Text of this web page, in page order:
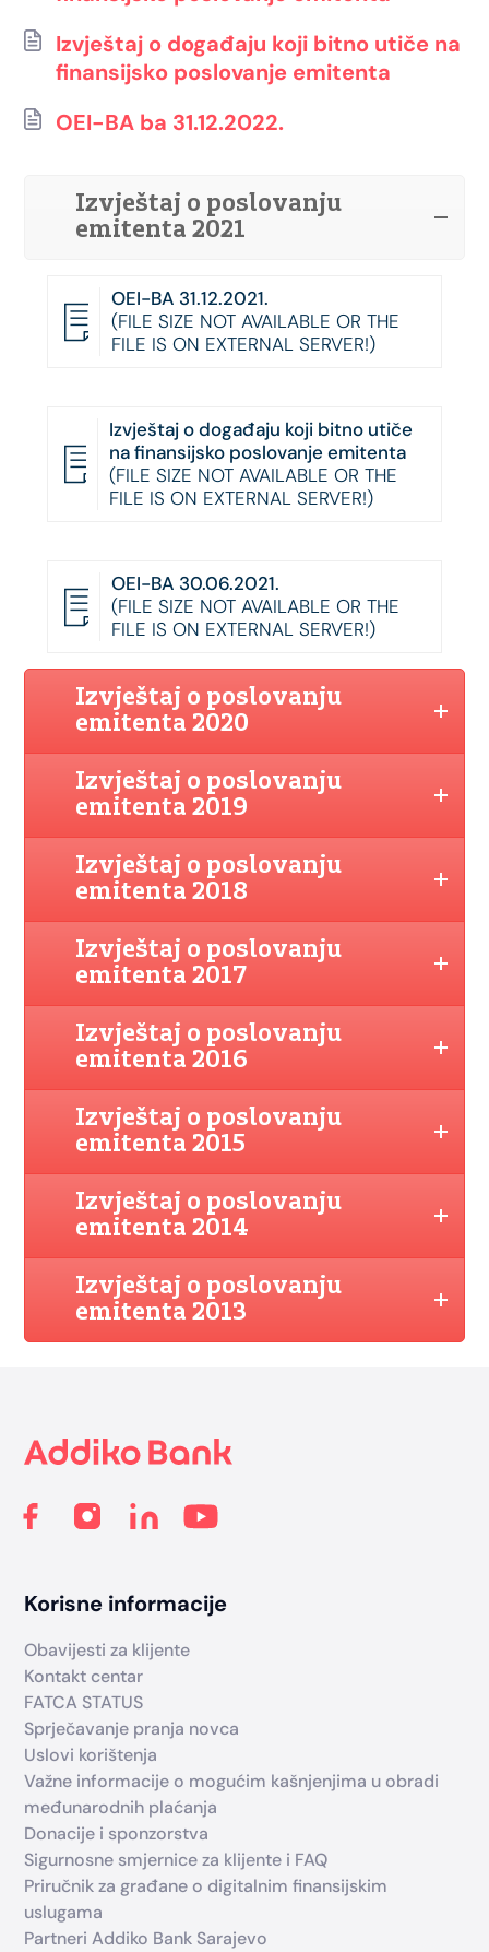
Izvještaj o događaju koji bitno utiče na
finansijsko poslovanje emitenta
OEI-BA ba 31.12.2022.
Izvještaj o poslovanju
emitenta 2021
OEI-BA 31.12.2021.
(FILE SIZE NOT AVAILABLE OR THE
FILE IS ON EXTERNAL SERVER!)
Izvještaj o događaju koji bitno utiče
na finansijsko poslovanje emitenta
(FILE SIZE NOT AVAILABLE OR THE
FILE IS ON EXTERNAL SERVER!)
OEI-BA 30.06.2021.
(FILE SIZE NOT AVAILABLE OR THE
FILE IS ON EXTERNAL SERVER!)
Izvještaj o poslovanju
emitenta 2020
Izvještaj o poslovanju
emitenta 2019
Izvještaj o poslovanju
emitenta 2018
Izvještaj o poslovanju
emitenta 2017
Izvještaj o poslovanju
emitenta 2016
Izvještaj o poslovanju
emitenta 2015
Izvještaj o poslovanju
emitenta 2014
Izvještaj o poslovanju
emitenta 2013
Korisne informacije
Obavijesti za klijente
Kontakt centar
FATCA STATUS
Sprječavanje pranja novca
Uslovi korištenja
Važne informacije o mogućim kašnjenjima u obradi
međunarodnih plaćanja
Donacije i sponzorstva
Sigurnosne smjernice za klijente i FAQ
Priručnik za građane o digitalnim finansijskim
uslugama
Partneri Addiko Bank Sarajevo